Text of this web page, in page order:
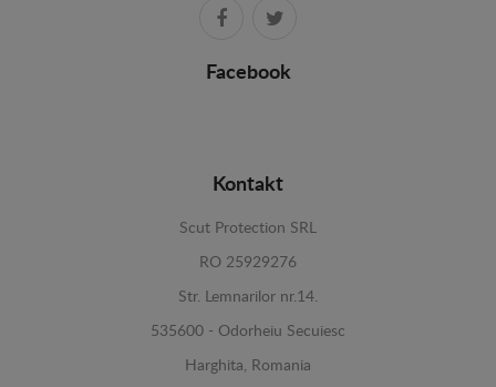
Facebook
Kontakt
Scut Protection SRL
RO 25929276
Str. Lemnarilor nr.14.
535600 - Odorheiu Secuiesc
Harghita, Romania